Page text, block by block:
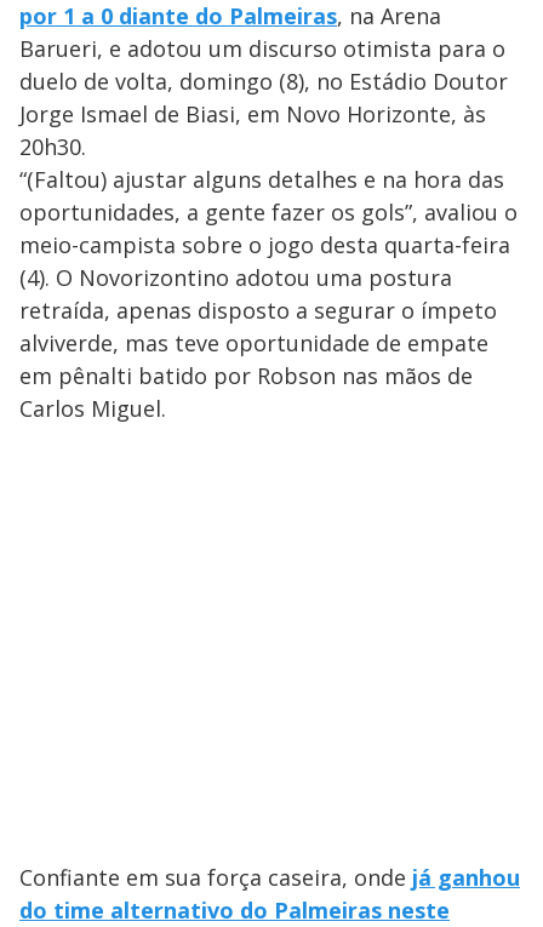
por 1 a 0 diante do Palmeiras, na Arena
Barueri, e adotou um discurso otimista para o
duelo de volta, domingo (8), no Estádio Doutor
Jorge Ismael de Biasi, em Novo Horizonte, às
20h30.
“(Faltou) ajustar alguns detalhes e na hora das
oportunidades, a gente fazer os gols”, avaliou o
meio-campista sobre o jogo desta quarta-feira
(4). O Novorizontino adotou uma postura
retraída, apenas disposto a segurar o ímpeto
alviverde, mas teve oportunidade de empate
em pênalti batido por Robson nas mãos de
Carlos Miguel.
Confiante em sua força caseira, onde já ganhou
do time alternativo do Palmeiras neste